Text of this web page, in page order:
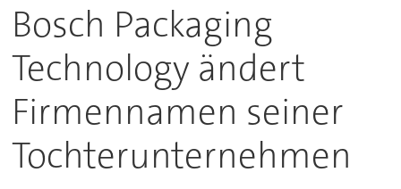
Bosch Packaging
Technology ändert
Firmennamen seiner
Tochterunternehmen